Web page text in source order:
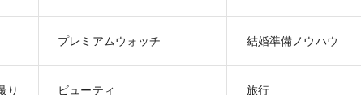
プレミアムウォッチ 結婚準備ノウハウ
り ビューティ 旅行